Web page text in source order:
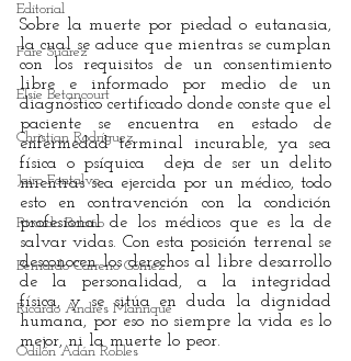
Editorial
Fare Suárez
Elsie Betancourt
Christian Rodríguez
Jairo Fontalvo
Ricardo Bolaño
Bernardo Carreño Gómez
Ricardo Andrés Manrique
Odilón Adán Robles
Sobre la muerte por piedad o eutanasia,
la cual se aduce que mientras se cumplan
con los requisitos de un consentimiento
libre e informado por medio de un
diagnóstico certificado donde conste que el
paciente se encuentra en estado de
enfermedad terminal incurable, ya sea
física o psíquica  deja de ser un delito
mientras sea ejercida por un médico, todo
esto en contravención con la condición
profesional de los médicos que es la de
salvar vidas. Con esta posición terrenal se
desconocen los derechos al libre desarrollo
de la personalidad, a la integridad
física, y se sitúa en duda la dignidad
humana, por eso no siempre la vida es lo
mejor, ni la muerte lo peor.